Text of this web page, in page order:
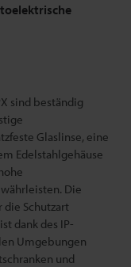
sind beständig
Glaslinse, eine
Edelstahlgehäuse
Die
die Schutzart
dank des IP-
Umgebungen
und